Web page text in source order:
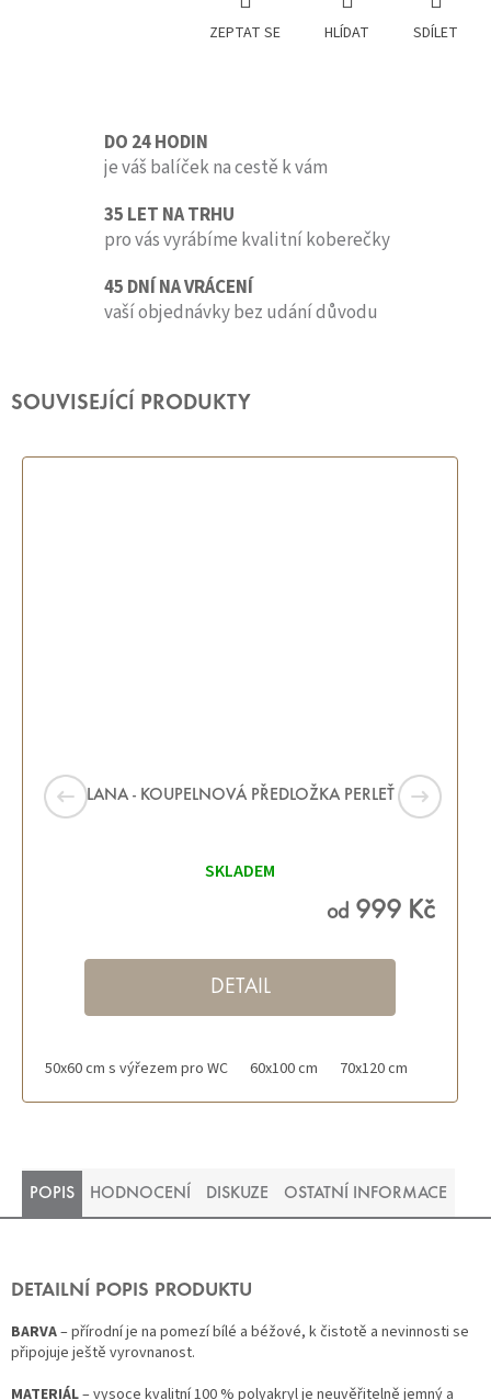
ZEPTAT SE HLÍDAT SDÍLET
DO 24 HODIN
je váš balíček na cestě k vám
35 LET NA TRHU
pro vás vyrábíme kvalitní koberečky
45 DNÍ NA VRÁCENÍ
vaší objednávky bez udání důvodu
SOUVISEJÍCÍ PRODUKTY
LANA - KOUPELNOVÁ PŘEDLOŽKA PERLEŤ
SKLADEM
od 999 Kč
DETAIL
50x60 cm s výřezem pro WC 60x100 cm 70x120 cm
POPIS HODNOCENÍ DISKUZE OSTATNÍ INFORMACE
DETAILNÍ POPIS PRODUKTU
BARVA– přírodní je na pomezí bílé a béžové, k čistotě a nevinnosti se
připojuje ještě vyrovnanost.
MATERIÁL– vysoce kvalitní 100 % polyakryl je neuvěřitelně jemný a